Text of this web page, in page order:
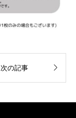
次の記事 